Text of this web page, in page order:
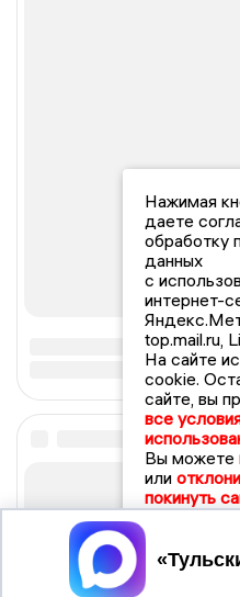
Нажимая
даете
обработку
данных
с
интернет-
top.mail.ru,
На сайте
cookie.
сайте, вы
все
Вы можете
или
покинуть